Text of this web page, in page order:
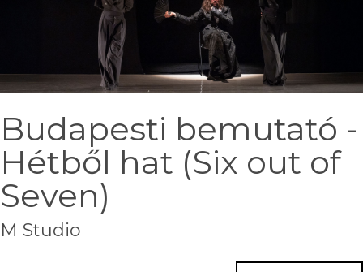
Budapesti bemutató -
Hétből hat (Six out of
Seven)
M Studio